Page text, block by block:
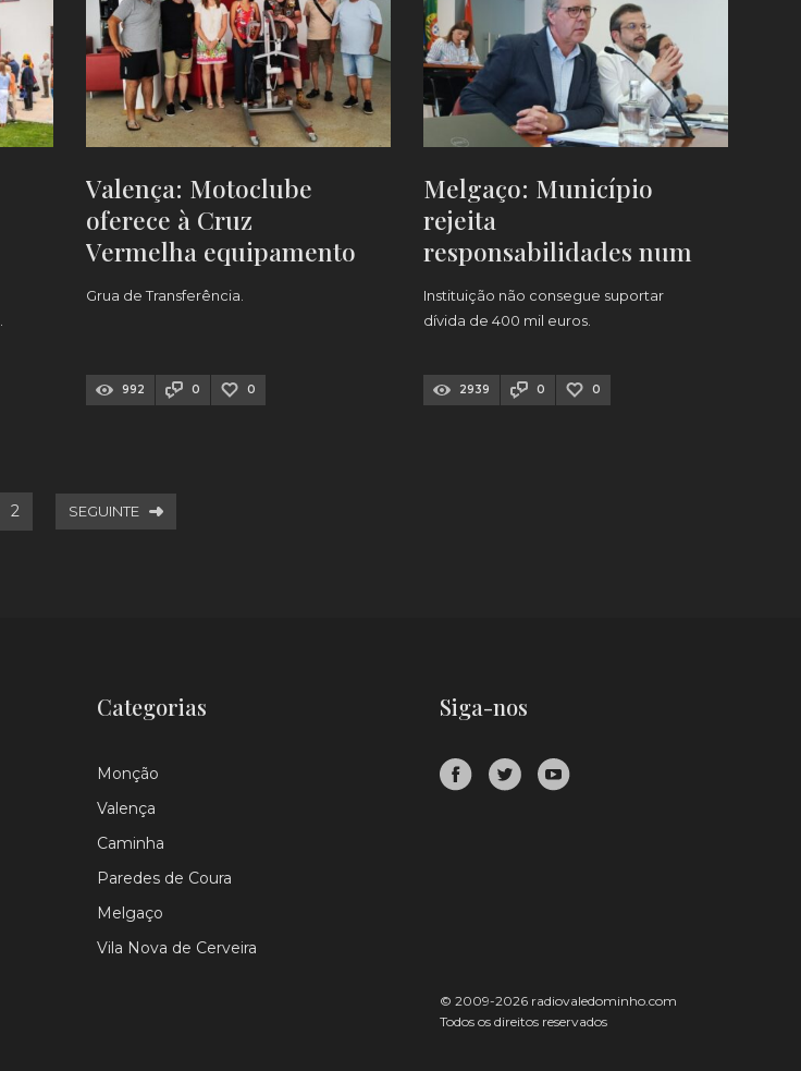
Valença: Motoclube
oferece à Cruz
Vermelha equipamento
que ajuda a transportar
Grua de Transferência.
992 0 0
Melgaço: Município
rejeita
responsabilidades num
eventual encerramento
do Lar Dona Paterna
Instituição não consegue suportar
dívida de 400 mil euros.
2939 0 0
2 SEGUINTE
Categorias
Monção
Valença
Caminha
Paredes de Coura
Melgaço
Vila Nova de Cerveira
Siga-nos
© 2009-2026 radiovaledominho.com
Todos os direitos reservados